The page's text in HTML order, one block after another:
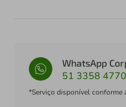
WhatsApp
51 3358 4770
*Serviço disponível conforme